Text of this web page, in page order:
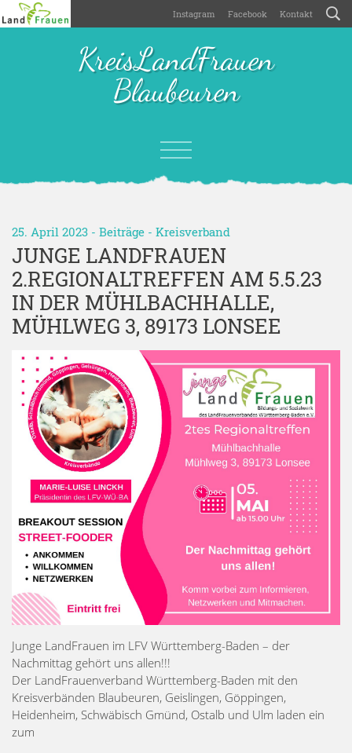
Instagram Facebook Kontakt
KreisLandFrauen
Blaubeuren
25. April 2023 - Beiträge - Kreisverband
JUNGE LANDFRAUEN
2.REGIONALTREFFEN AM 5.5.23
IN DER MÜHLBACHHALLE,
MÜHLWEG 3, 89173 LONSEE
Junge LandFrauen im LFV Württemberg-Baden – der
Nachmittag gehört uns allen!!!
Der LandFrauenverband Württemberg-Baden mit den
Kreisverbänden Blaubeuren, Geislingen, Göppingen,
Heidenheim, Schwäbisch Gmünd, Ostalb und Ulm laden ein
zum